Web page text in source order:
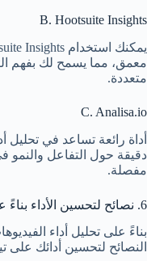
B. Hootsuite Insights
معمق، مما يسمح لك بفهم
متعددة.
C. Analisa.io
أداة رائعة تساعد في تحليل
دقيقة حول التفاعل والنمو
مفصلة.
6. نصائح لتحسين الأداء بناءً على التحليل
بناءً على تحليل أداء
النصائح لتحسين أدائك على